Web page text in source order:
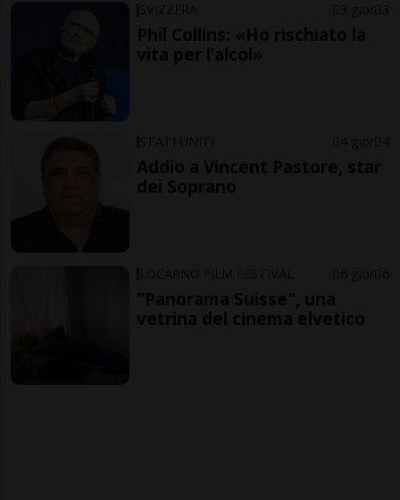
SVIZZERA 3 gior 3
Phil Collins: «Ho rischiato la
vita per l’alcol»
STATI UNITI 4 gior 4
Addio a Vincent Pastore, star
dei Soprano
LOCARNO FILM FESTIVAL 6 gior 6
"Panorama Suisse", una
vetrina del cinema elvetico